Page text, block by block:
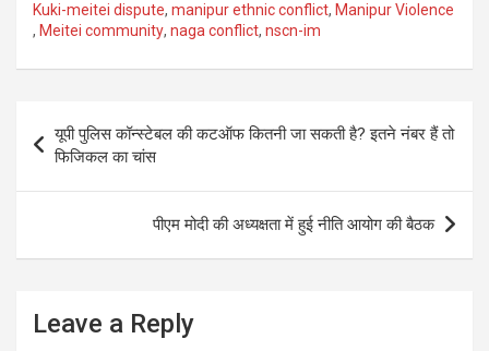
Kuki-meitei dispute, manipur ethnic conflict, Manipur Violence
, Meitei community, naga conflict, nscn-im
Post
navigation
यूपी पुलिस कॉन्स्टेबल की कटऑफ कितनी जा सकती है? इतने नंबर हैं तो
फिजिकल का चांस
पीएम मोदी की अध्यक्षता में हुई नीति आयोग की बैठक
Leave a Reply